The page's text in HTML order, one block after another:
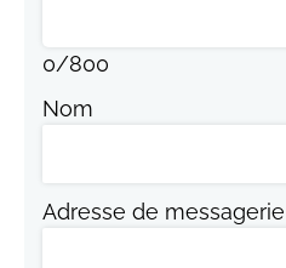
0/800
Nom
Adresse de messagerie